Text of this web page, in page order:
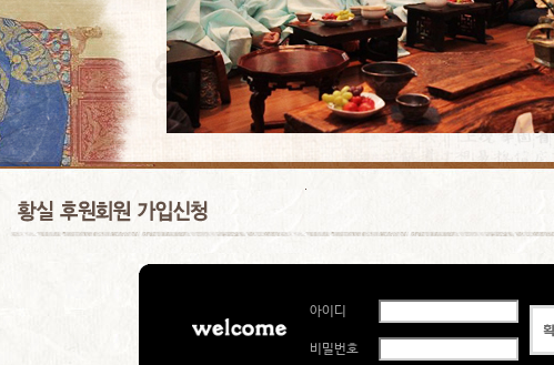
아이디
비밀번호